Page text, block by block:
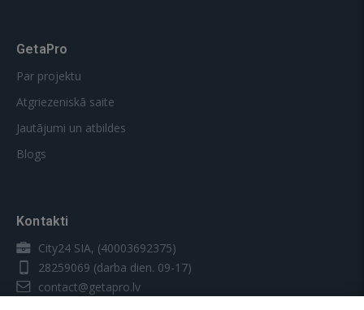
GetaPro
Par projektu
Atgriezeniskā saite
Jautājumi un atbildes
Blogs
Kontakti
City24 SIA, (40003692375)
28259069 (darba dien. 09-17)
contact@getapro.lv